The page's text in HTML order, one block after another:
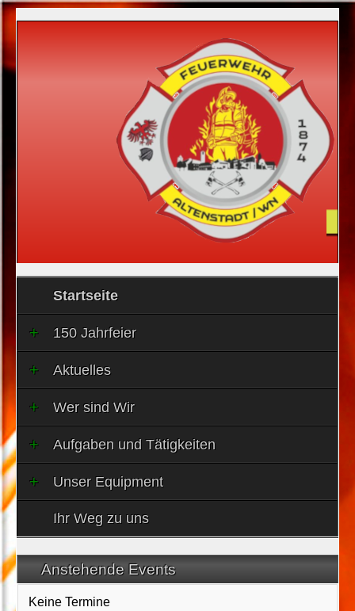
Startseite
150 Jahrfeier
Aktuelles
Wer sind Wir
Aufgaben und Tätigkeiten
Unser Equipment
Ihr Weg zu uns
Anstehende Events
Keine Termine